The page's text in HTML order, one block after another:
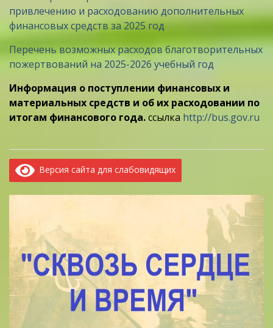
привлечению и расходованию дополнительных
финансовых средств за 2025 год
Перечень возможных расходов благотворительных
пожертвований на 2025-2026 учебный год
Информация о поступлении финансовых и
материальных средств и об их расходовании по
итогам финансового года.ссылка http://bus.gov.ru
Версия сайта для слабовидящих